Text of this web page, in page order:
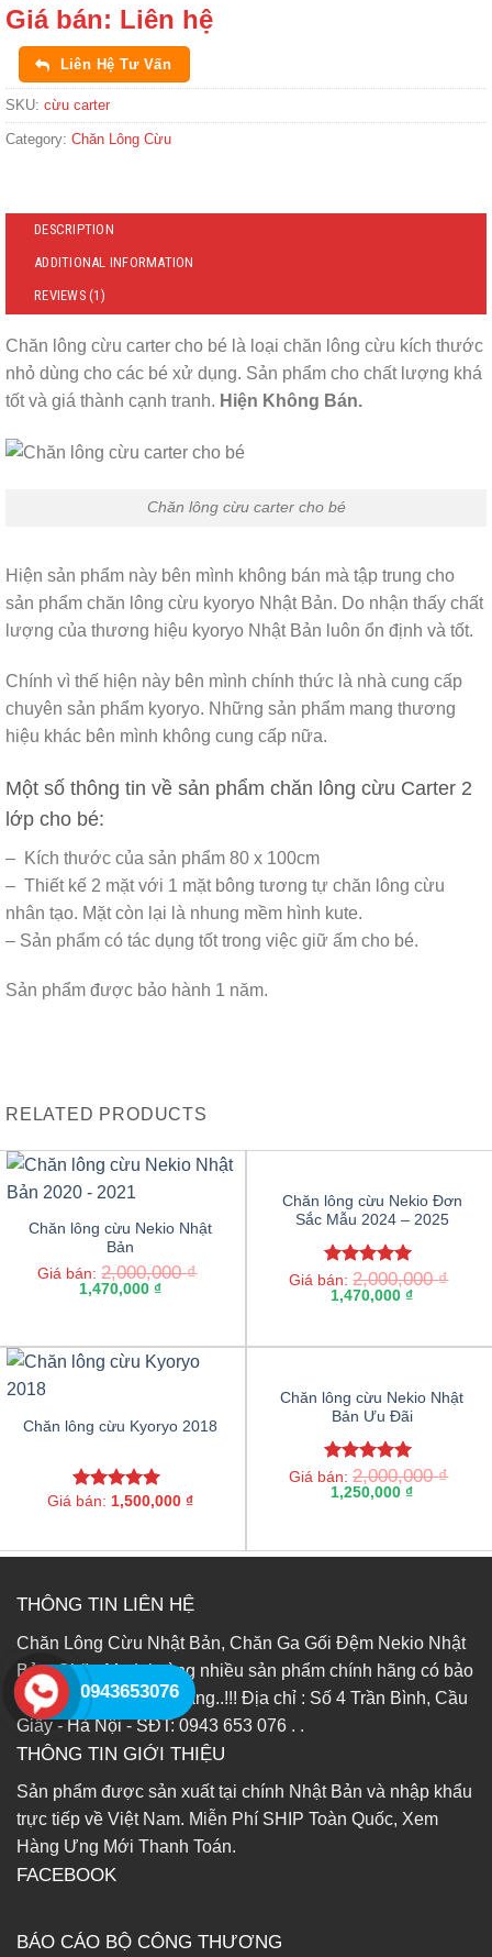
Rated
5.00
out of 5
based on
1
customer
rating
Giá bán: Liên hệ
Liên Hệ Tư Vấn
SKU: cừu carter
Category: Chăn Lông Cừu
DESCRIPTION
ADDITIONAL INFORMATION
REVIEWS (1)
Chăn lông cừu carter cho bé là loại chăn lông cừu kích thước
nhỏ dùng cho các bé xử dụng. Sản phẩm cho chất lượng khá
tốt và giá thành cạnh tranh. Hiện Không Bán.
Chăn lông cừu carter cho bé
Hiện sản phẩm này bên mình không bán mà tập trung cho
sản phẩm chăn lông cừu kyoryo Nhật Bản. Do nhận thấy chất
lượng của thương hiệu kyoryo Nhật Bản luôn ổn định và tốt.
Chính vì thế hiện này bên mình chính thức là nhà cung cấp
chuyên sản phẩm kyoryo. Những sản phẩm mang thương
hiệu khác bên mình không cung cấp nữa.
Một số thông tin về sản phẩm chăn lông cừu Carter 2
lớp cho bé:
– Kích thước của sản phẩm 80 x 100cm
– Thiết kế 2 mặt với 1 mặt bông tương tự chăn lông cừu
nhân tạo. Mặt còn lại là nhung mềm hình kute.
– Sản phẩm có tác dụng tốt trong việc giữ ấm cho bé.
Sản phẩm được bảo hành 1 năm.
RELATED PRODUCTS
Chăn lông cừu Nekio Nhật
Bản
Giá bán:2,000,000₫
1,470,000 ₫
Chăn lông cừu Nekio Đơn
Sắc Mẫu 2024 – 2025
Rated5.00
out of 5
Giá bán:2,000,000₫
1,470,000 ₫
Chăn lông cừu Kyoryo 2018
Rated5.00
Giá bán: 1,500,000 ₫
Chăn lông cừu Nekio Nhật
Bản Ưu Đãi
Rated5.00
out of 5
Giá bán:2,000,000₫
1,250,000 ₫
THÔNG TIN LIÊN HỆ
Chăn Lông Cừu Nhật Bản, Chăn Ga Gối Đệm Nekio Nhật
Bản, Chăn Modal cùng nhiều sản phẩm chính hãng có bảo
hành 1-2 năm chính hãng..!!! Địa chỉ : Số 4 Trần Bình, Cầu
Giấy - Hà Nội - SĐT: 0943 653 076 . .
THÔNG TIN GIỚI THIỆU
Sản phẩm được sản xuất tại chính Nhật Bản và nhập khẩu
trực tiếp về Việt Nam. Miễn Phí SHIP Toàn Quốc, Xem
Hàng Ưng Mới Thanh Toán.
FACEBOOK
BÁO CÁO BỘ CÔNG THƯƠNG
0943653076